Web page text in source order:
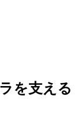
を支える